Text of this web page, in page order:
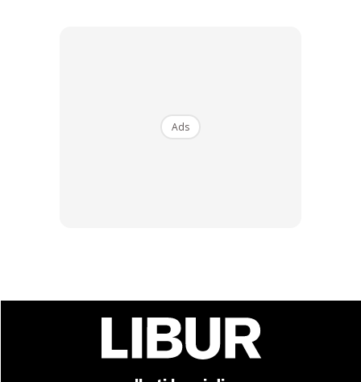
Ini contoh container yang dibenarkan dibawa ke dalam kabin pesawat.
resit mesti dilampirkan sebagai bukti pembelian.
Jadi apa persediaan yang perlu kita buat sebelum ke
lapangan terbang?
Ads